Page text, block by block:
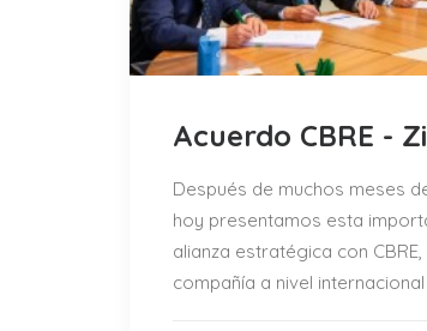
Acuerdo CBRE -
Después de muchos meses
hoy presentamos esta
alianza estratégica con
compañía a nivel